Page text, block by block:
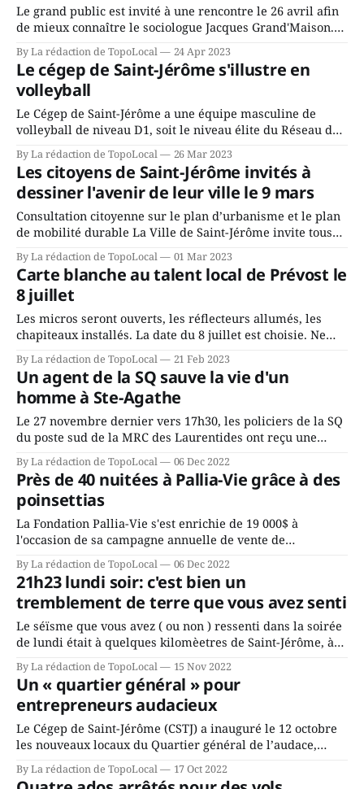
Le grand public est invité à une rencontre le 26 avril afin
de mieux connaître le sociologue Jacques Grand'Maison.
L'événement débute à 16 heures, à la salle Laviolette, au
685 de la rue Laviolette. L'entrée est gratuite. La rencontre
est une initiative de plusieurs
By La rédaction de TopoLocal 24 Apr 2023
Le cégep de Saint-Jérôme s'illustre en
volleyball
Le Cégep de Saint-Jérôme a une équipe masculine de
volleyball de niveau D1, soit le niveau élite du Réseau du
sport étudiant du Québec (RSEQ). Comme plusieurs des
équipes qui représentent le cégep, l'équipe de volleyball
se nomme les Cheminots. L'équipe a connu une excellente
By La rédaction de TopoLocal 26 Mar 2023
Les citoyens de Saint-Jérôme invités à
dessiner l'avenir de leur ville le 9 mars
Consultation citoyenne sur le plan d’urbanisme et le plan
de mobilité durable La Ville de Saint-Jérôme invite tous
ses citoyens à une jouurnée de consultation citoyenne
portant sur la révision de son plan d’urbanisme et
l’élaboration du plan de mobilité durable. L’événement
aura lieu le
By La rédaction de TopoLocal 01 Mar 2023
Carte blanche au talent local de Prévost le
8 juillet
Les micros seront ouverts, les réflecteurs allumés, les
chapiteaux installés. La date du 8 juillet est choisie. Ne
reste qu'à trouver le talent local pour animer le tout
premier festival Carte blanche de Prévost. Carte blanche
sera gratuit pour le public et destiné à tous les citoyens de
By La rédaction de TopoLocal 21 Feb 2023
Un agent de la SQ sauve la vie d'un
homme à Ste-Agathe
Le 27 novembre dernier vers 17h30, les policiers de la SQ
du poste sud de la MRC des Laurentides ont reçu une
demande d’assistance aux ambulanciers sur le chemin
Daoust, à Ste-Agathe-des-Monts. L’agent Guillaume Pilote
est arrivé rapidement sur place et a constaté qu'
By La rédaction de TopoLocal 06 Dec 2022
Près de 40 nuitées à Pallia-Vie grâce à des
poinsettias
La Fondation Pallia-Vie s'est enrichie de 19 000$ à
l'occasion de sa campagne annuelle de vente de
poinsettieas, une somme qui sera entièrement consacrée
à accompagner les personnes atteintes, leurs proches
ainsi que les personnes endeuillées qui font appel à ses
services. À titre d&
By La rédaction de TopoLocal 06 Dec 2022
21h23 lundi soir: c'est bien un
tremblement de terre que vous avez senti
Le séïsme que vous avez ( ou non ) ressenti dans la soirée
de lundi était à quelques kilomèetres de Saint-Jérôme, à
Macouche, non loin de l'intersection des autoroutes 25 et
640. Il s'est produit à 10 kilomètres sous la surface de la
terre et avait une
By La rédaction de TopoLocal 15 Nov 2022
Un « quartier général » pour
entrepreneurs audacieux
Le Cégep de Saint-Jérôme (CSTJ) a inauguré le 12 octobre
les nouveaux locaux du Quartier général de l’audace,
(QGDA) situés sur la rue De Villemeure au centre-ville. Ce
laboratoire d’entrepreneurs accueillera des étudiants
By La rédaction de TopoLocal 17 Oct 2022